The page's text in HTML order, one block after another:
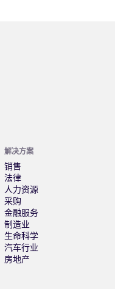
解决方案
销售
法律
人力资源
采购
金融服务
制造业
生命科学
汽车行业
房地产